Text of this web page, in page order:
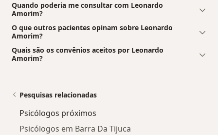
Quando poderia me consultar com Leonardo
Amorim?
O que outros pacientes opinam sobre Leonardo
Amorim?
Quais são os convênios aceitos por Leonardo
Amorim?
Pesquisas relacionadas
Psicólogos próximos
Psicólogos em Barra Da Tijuca